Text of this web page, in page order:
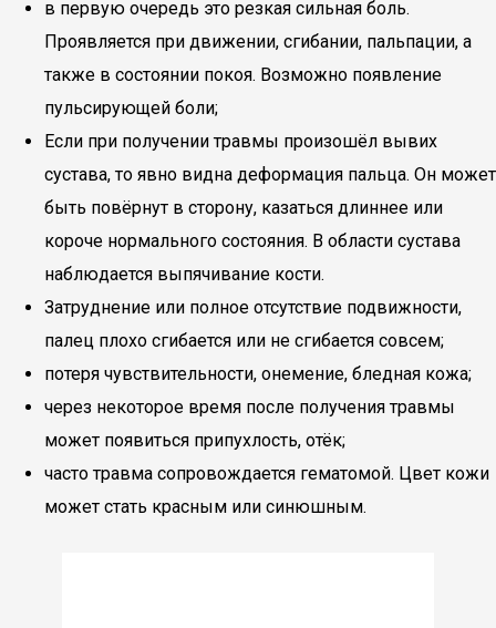
в первую очередь это резкая сильная боль.
Проявляется при движении, сгибании, пальпации, а
также в состоянии покоя. Возможно появление
пульсирующей боли;
Если при получении травмы произошёл вывих
сустава, то явно видна деформация пальца. Он может
быть повёрнут в сторону, казаться длиннее или
короче нормального состояния. В области сустава
наблюдается выпячивание кости.
Затруднение или полное отсутствие подвижности,
палец плохо сгибается или не сгибается совсем;
потеря чувствительности, онемение, бледная кожа;
через некоторое время после получения травмы
может появиться припухлость, отёк;
часто травма сопровождается гематомой. Цвет кожи
может стать красным или синюшным.